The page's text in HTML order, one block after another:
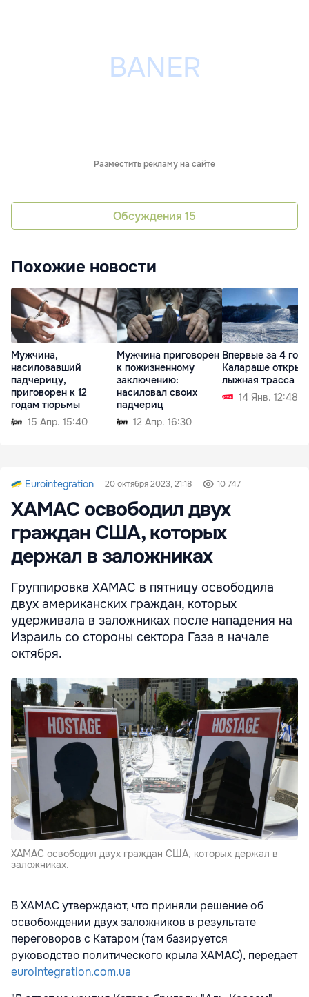
Разместить рекламу на сайте
Обсуждения 15
Похожие новости
Мужчина,
насиловавший
падчерицу,
приговорен к 12
годам тюрьмы
15 Апр. 15:40
Мужчина приговорен
к пожизненному
заключению:
насиловал своих
падчериц
12 Апр. 16:30
Впервые за 4
Калараше
лыжная трасса
14 Янв. 12:48
Eurointegration 20 октября 2023, 21:18 10 747
ХАМАС освободил двух
граждан США, которых
держал в заложниках
Группировка ХАМАС в пятницу освободила
двух американских граждан, которых
удерживала в заложниках после нападения на
Израиль со стороны сектора Газа в начале
октября.
ХАМАС освободил двух граждан США, которых держал в
заложниках.
В ХАМАС утверждают, что приняли решение об
освобождении двух заложников в результате
переговоров с Катаром (там базируется
руководство политического крыла ХАМАС), передает
eurointegration.com.ua